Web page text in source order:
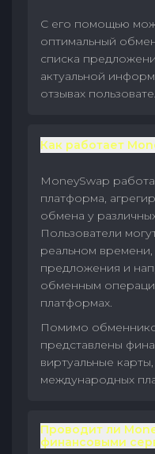
С его помощью
оптимальный
списка
актуальной
отзывах
Как работает
MoneySwap
платформа,
обмена у
Пользователи
реальном
предложения и
обменным
платформах.
Помимо
представлены
виртуальные
международных
Проводит ли
финансовыми